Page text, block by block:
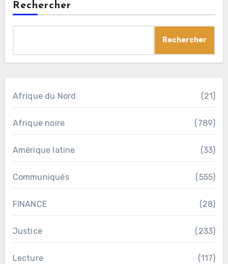
Rechercher
Rechercher
Afrique du Nord (21)
Afrique noire (789)
Amérique latine (33)
Communiqués (555)
FINANCE (28)
Justice (233)
Lecture (117)